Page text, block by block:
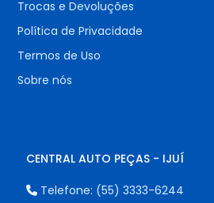
Trocas e Devoluções
Política de Privacidade
Termos de Uso
Sobre nós
CENTRAL AUTO PEÇAS - IJUÍ
Telefone: (55) 3333-6244